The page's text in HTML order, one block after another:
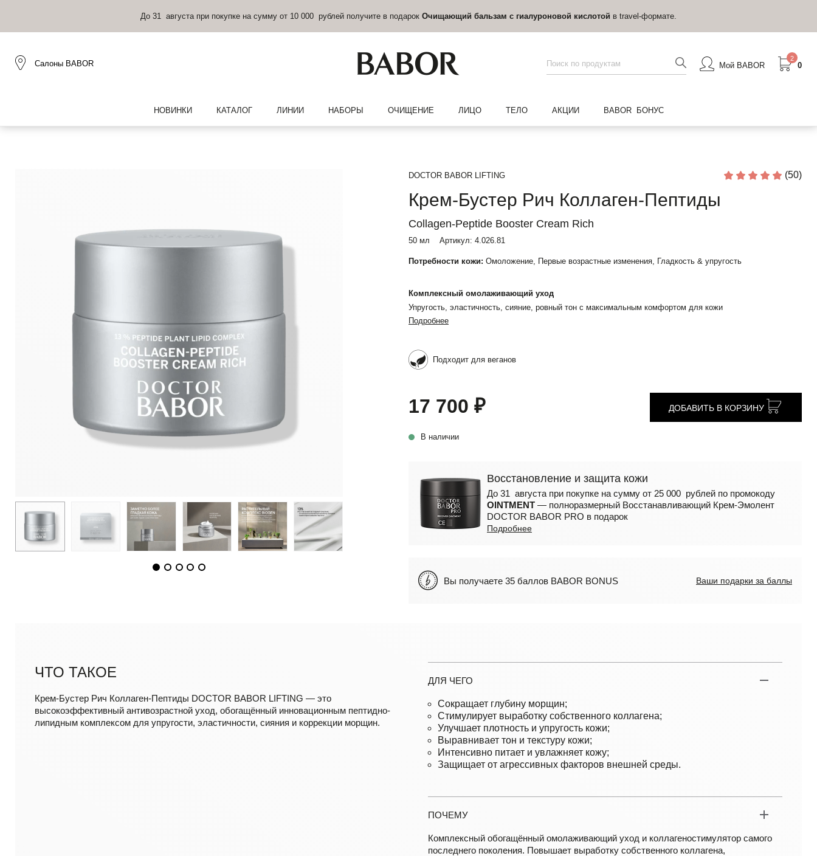
До 31 августа при покупке на сумму от 10 000 рублей получите в подарок Очищающий бальзам с гиалуроновой кислотой в travel-формате.
Салоны BABOR Мой BABOR
2
0
НОВИНКИ КАТАЛОГ ЛИНИИ НАБОРЫ ОЧИЩЕНИЕ ЛИЦО ТЕЛО АКЦИИ BABOR БОНУС
DOCTOR BABOR LIFTING (50)
Крем-Бустер Рич Коллаген-Пептиды
Collagen-Peptide Booster Cream Rich
50 мл Артикул: 4.026.81
Потребности кожи: Омоложение, Первые возрастные изменения, Гладкость & упругость
Комплексный омолаживающий уход
Упругость, эластичность, сияние, ровный тон с максимальным комфортом для кожи
Подробнее
Подходит для веганов
17 700 ₽
В наличии
ДОБАВИТЬ В КОРЗИНУ
Восстановление и защита кожи
До 31 августа при покупке на сумму от 25 000 рублей по промокоду
OINTMENT — полноразмерный Восстанавливающий Крем-Эмолент
DOCTOR BABOR PRO в подарок
Подробнее
Вы получаете 35 баллов BABOR BONUS Ваши подарки за баллы
ЧТО ТАКОЕ
Крем-Бустер Рич Коллаген-Пептиды DOCTOR BABOR LIFTING — это
высокоэффективный антивозрастной уход, обогащённый инновационным пептидно-
липидным комплексом для упругости, эластичности, сияния и коррекции морщин.
ДЛЯ ЧЕГО
Сокращает глубину морщин;
Стимулирует выработку собственного коллагена;
Улучшает плотность и упругость кожи;
Выравнивает тон и текстуру кожи;
Интенсивно питает и увлажняет кожу;
Защищает от агрессивных факторов внешней среды.
ПОЧЕМУ
Комплексный обогащённый омолаживающий уход и коллагеностимулятор самого
последнего поколения. Повышает выработку собственного коллагена,